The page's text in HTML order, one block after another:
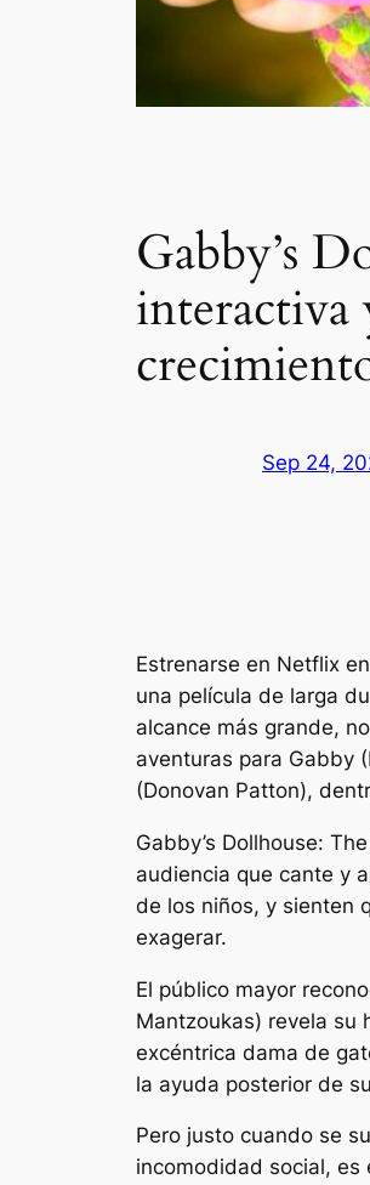
Gabby’s
interactiva
Sep 24,
Estrenarse en Netflix
una película de larga
alcance más grande,
aventuras para Gabby
(Donovan Patton),
Gabby’s Dollhouse:
audiencia que cante y
de los niños, y sienten
exagerar.
El público mayor
Mantzoukas) revela su
excéntrica dama de
la ayuda posterior de
Pero justo cuando se
incomodidad social, es